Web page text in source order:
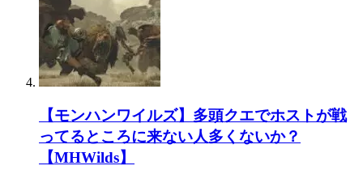
【モンハンワイルズ】多頭クエでホストが戦
ってるところに来ない人多くないか？
【MHWilds】